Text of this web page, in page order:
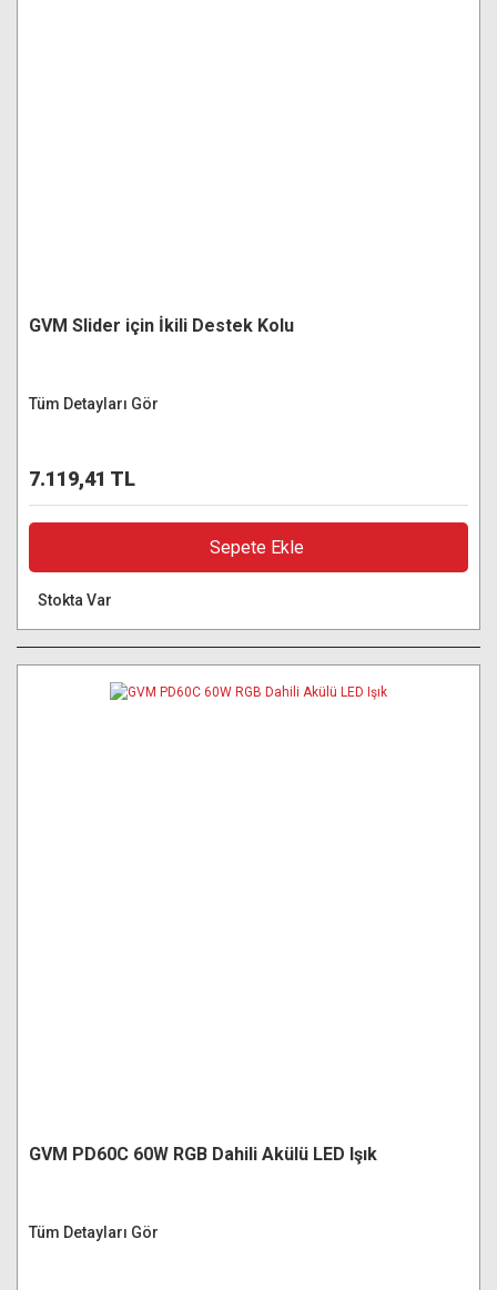
GVM Slider için İkili Destek Kolu
Tüm Detayları Gör
7.119,41 TL
Sepete Ekle
Stokta Var
GVM PD60C 60W RGB Dahili Akülü LED Işık
Tüm Detayları Gör